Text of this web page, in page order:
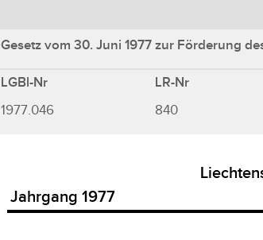
Gesetz vom 30. Juni 1977 zur Förderung
LGBl-Nr LR-Nr
1977.046 840